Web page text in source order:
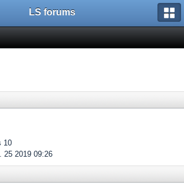
LS forums
10
25 2019 09:26